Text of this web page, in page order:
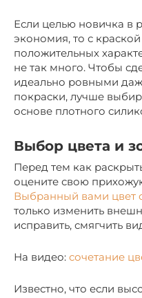
Если целью новичка в
экономия, то с
положительных
не так много. Чтобы
идеально ровными
покраски, лучше
основе плотного
Выбор цвета и
Перед тем как
оцените свою
Выбранный вами цвет
только изменить
исправить, смягчить
На видео: сочетание
Известно, что если